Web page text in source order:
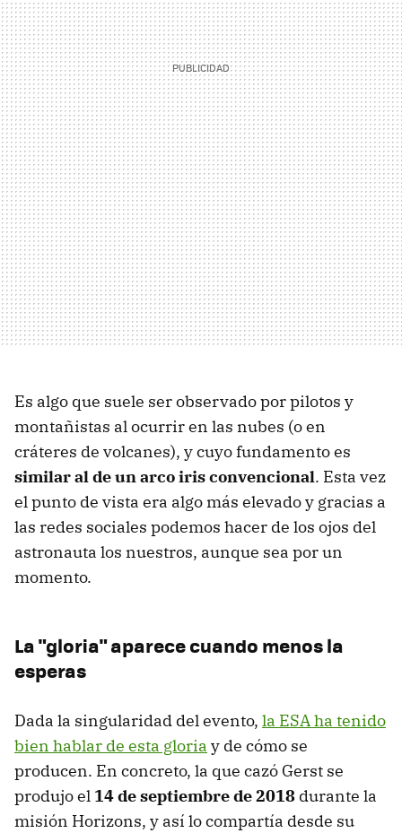
Es algo que suele ser observado por pilotos y
montañistas al ocurrir en las nubes (o en
cráteres de volcanes), y cuyo fundamento es
similar al de un arco iris convencional. Esta vez
el punto de vista era algo más elevado y gracias a
las redes sociales podemos hacer de los ojos del
astronauta los nuestros, aunque sea por un
momento.
La "gloria" aparece cuando menos la
esperas
Dada la singularidad del evento, la ESA ha tenido
bien hablar de esta gloria y de cómo se
producen. En concreto, la que cazó Gerst se
produjo el 14 de septiembre de 2018 durante la
misión Horizons, y así lo compartía desde su